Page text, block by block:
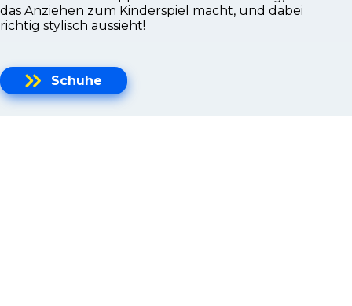
das Anziehen zum Kinderspiel macht, und dabei
richtig stylisch aussieht!
Schuhe